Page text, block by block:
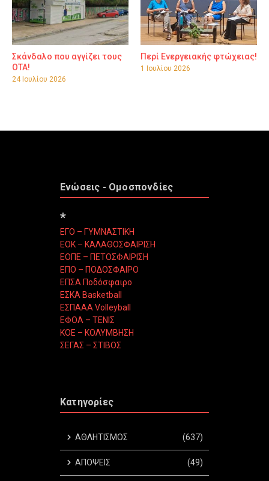
Σκάνδαλο που αγγίζει τους
ΟΤΑ!
24 Ιουλίου 2026
Περί Ενεργειακής φτώχειας!
1 Ιουλίου 2026
Ενώσεις - Ομοσπονδίες
*
ΕΓΟ – ΓΥΜΝΑΣΤΙΚΗ
ΕΟΚ – ΚΑΛΑΘΟΣΦΑΙΡΙΣΗ
ΕΟΠΕ – ΠΕΤΟΣΦΑΙΡΙΣΗ
ΕΠΟ – ΠΟΔΟΣΦΑΙΡΟ
ΕΠΣΑ Ποδόσφαιρο
ΕΣΚΑ Basketball
ΕΣΠΑΑΑ Volleyball
ΕΦΟΑ – ΤΕΝΙΣ
ΚΟΕ – ΚΟΛΥΜΒΗΣΗ
ΣΕΓΑΣ – ΣΤΙΒΟΣ
Κατηγορίες
ΑΘΛΗΤΙΣΜΟΣ (637)
ΑΠΟΨΕΙΣ (49)